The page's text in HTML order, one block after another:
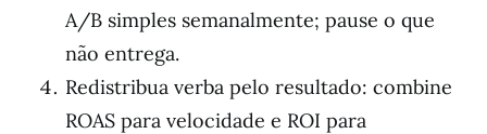
A/B simples semanalmente; pause o que
não entrega.
Redistribua verba pelo resultado: combine
ROAS para velocidade e ROI para